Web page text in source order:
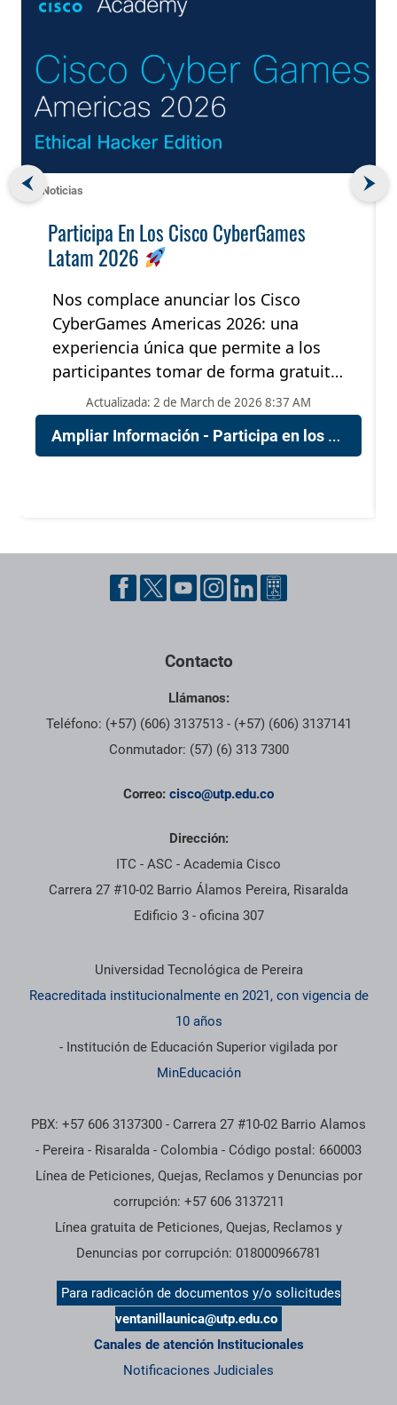
Noticias
Participa En Los Cisco CyberGames
Latam 2026
Nos complace anunciar los Cisco
CyberGames Americas 2026: una
experiencia única que permite a los
participantes tomar de forma gratuita
y en modalidad auto estudio el curso
de Ethical Hacker (Fase 1), seguido de
un emocionante desafío Capture the
Actualizada: 2 de March de 2026 8:37 AM
Ampliar Información - Participa en los Cisco CyberGames Latam 2026
Pie de página con información de contacto, redes sociales y
Contacto
Llámanos:
Teléfono: (+57) (606) 3137513 - (+57) (606) 3137141
Conmutador: (57) (6) 313 7300
Correo: cisco@utp.edu.co
Dirección:
ITC - ASC - Academia Cisco
Carrera 27 #10-02 Barrio Álamos Pereira, Risaralda
Edificio 3 - oficina 307
Información institucional
Universidad Tecnológica de Pereira
Reacreditada institucionalmente en 2021, con vigencia de
10 años
- Institución de Educación Superior vigilada por
MinEducación
PBX: +57 606 3137300 - Carrera 27 #10-02 Barrio Alamos
- Pereira - Risaralda - Colombia - Código postal: 660003
Línea de Peticiones, Quejas, Reclamos y Denuncias por
corrupción: +57 606 3137211
Línea gratuita de Peticiones, Quejas, Reclamos y
Denuncias por corrupción: 018000966781
Para radicación de documentos y/o solicitudes
ventanillaunica@utp.edu.co
Canales de atención Institucionales
Notificaciones Judiciales